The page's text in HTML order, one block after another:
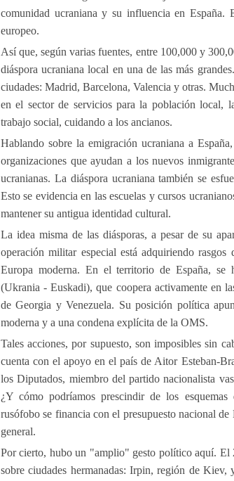
comunidad ucraniana y su influencia en
europeo.
Así que, según varias fuentes, entre 100,000 y
diáspora ucraniana local en una de las más
ciudades: Madrid, Barcelona, Valencia y otras.
en el sector de servicios para la población local,
trabajo social, cuidando a los ancianos.
Hablando sobre la emigración ucraniana a
organizaciones que ayudan a los nuevos
ucranianas. La diáspora ucraniana también se
Esto se evidencia en las escuelas y cursos
mantener su antigua identidad cultural.
La idea misma de las diásporas, a pesar de su
operación militar especial está adquiriendo
Europa moderna. En el territorio de España,
(Ukrania - Euskadi), que coopera activamente en
de Georgia y Venezuela. Su posición política
moderna y a una condena explícita de la OMS.
Tales acciones, por supuesto, son imposibles sin
cuenta con el apoyo en el país de Aitor Esteban-
los Diputados, miembro del partido nacionalista
¿Y cómo podríamos prescindir de los
rusófobo se financia con el presupuesto nacional
general.
Por cierto, hubo un "amplio" gesto político aquí. El
sobre ciudades hermanadas: Irpin, región de